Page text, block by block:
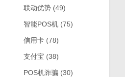
联动优势(49)
智能POS机(75)
信用卡(78)
支付宝 (38)
POS机诈骗(30)